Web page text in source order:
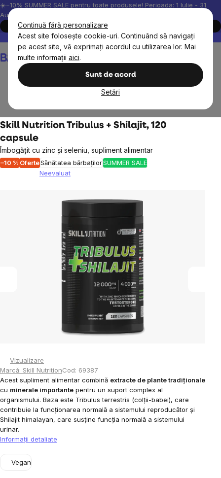
Continuă fără personalizare
Acest site folosește cookie-uri. Continuând să navigați
pe acest site, vă exprimați acordul cu utilizarea lor. Mai
multe informații aici.
Sunt de acord
Setări
Treci
la
conținut
☀️−10% SUMMER SALE pentru toate produsele! Perioada: 1 Iulie - 31
August, 2026.
Cumpără acum
Peste 200.000 de recenzii verificate
Produsele noastre sunt
Coş
de
Skill Nutrition Tribulus + Shilajit, 120
capsule
Îmbogățit cu zinc și seleniu, supliment alimentar
–10 % OferteSănătatea bărbațilorSUMMER SALE
Neevaluat
Vizualizare
Marcă: Skill NutritionCod: 69387
Acest supliment alimentar combină extracte de plante tradiționale
cu minerale importante pentru un suport complex al
organismului. Baza este Tribulus terrestris (colții-babei), care
contribuie la funcționarea normală a sistemului reproducător și
Shilajit himalayan, care susține funcția normală a sistemului
urinar.
Informaţii detaliate
Vegan